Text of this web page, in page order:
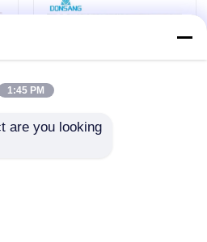
1:45 PM
are you looking